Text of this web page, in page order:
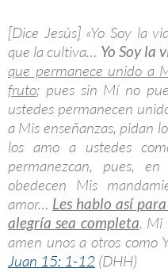
[Dice Jesús] «Yo Soy la
que la cultiva… Yo Soy la
que permanece unido a
fruto; pues sin Mí no
ustedes permanecen
a Mis enseñanzas, pidan
los amo a ustedes
permanezcan, pues,
obedecen Mis
amor… Les hablo así
alegría sea completa. Mi
amen unos a otros como
Juan 15: 1-12 (DHH)